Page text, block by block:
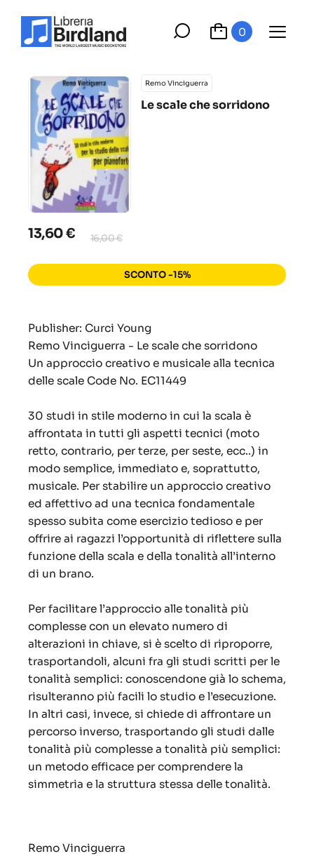
0
Remo Vinciguerra
Le scale che sorridono
13,60 € 16,00 €
SCONTO -15%
Publisher: Curci Young
Remo Vinciguerra - Le scale che sorridono
Un approccio creativo e musicale alla tecnica
delle scale Code No. EC11449
30 studi in stile moderno in cui la scala è
affrontata in tutti gli aspetti tecnici (moto
retto, contrario, per terze, per seste, ecc..) in
modo semplice, immediato e, soprattutto,
musicale. Per stabilire un approccio creativo
ed affettivo ad una tecnica fondamentale
spesso subita come esercizio tedioso e per
offrire ai ragazzi l’opportunità di riflettere sulla
funzione della scala e della tonalità all’interno
di un brano.
Per facilitare l’approccio alle tonalità più
complesse con un elevato numero di
alterazioni in chiave, si è scelto di riproporre,
trasportandoli, alcuni fra gli studi scritti per le
tonalità semplici: conoscendone già lo schema,
risulteranno più facili lo studio e l’esecuzione.
In altri casi, invece, si chiede di affrontare un
percorso inverso, trasportando gli studi dalle
tonalità più complesse a tonalità più semplici:
un metodo efficace per comprendere la
simmetria e la struttura stessa delle tonalità.
Remo Vinciguerra